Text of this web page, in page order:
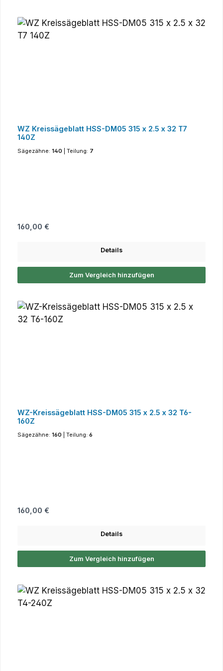
WZ Kreissägeblatt HSS-DM05 315 x 2.5 x 32 T7
140Z
Sägezähne: 140 Teilung: 7
Regulärer Preis:
160,00 €
Details
Zum Vergleich hinzufügen
WZ-Kreissägeblatt HSS-DM05 315 x 2.5 x 32 T6-
160Z
Sägezähne: 160 Teilung: 6
Regulärer Preis:
160,00 €
Details
Zum Vergleich hinzufügen